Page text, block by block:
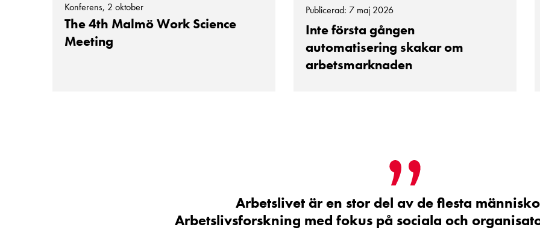
Konferens, 2 oktober
The 4th Malmö Work Science
Meeting
Publicerad: 7 maj 2026
Inte första gången
automatisering skakar om
arbetsmarknaden
Arbetslivet är en stor del av de flesta
Arbetslivsforskning med fokus på sociala och